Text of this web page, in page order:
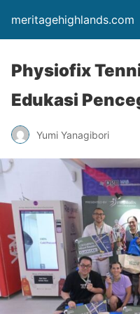
meritagehighlands.com
Physiofix
Edukasi
Yumi Yanagibori